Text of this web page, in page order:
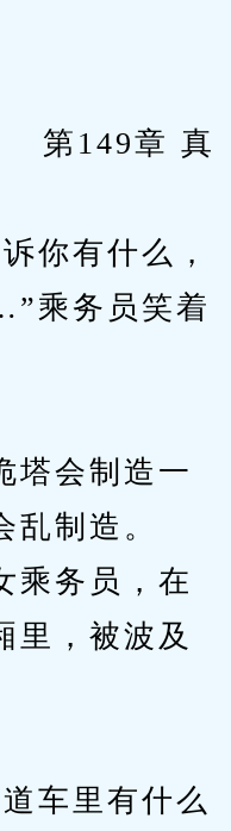
有什么，
乘务员笑着
会制造一
制造。
务员，在
里，被波及
车里有什么